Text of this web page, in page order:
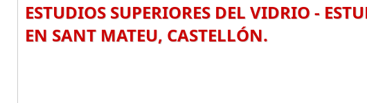
ESTUDIOS SUPERIORES DEL VIDRIO -
EN SANT MATEU, CASTELLÓN.